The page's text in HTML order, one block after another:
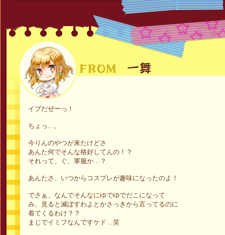
イブだぜーっ！
ちょっ…。
今りんのやつが来たけどさ
あんた何でそんな格好してんの！？
それって、ぐ、軍服か…？
あんたさ、いつからコスプレが趣味になったのよ！
でさぁ、なんでそんなにゆでゆでだこになって
み、見ると滅ぼすわよとかさっきから言ってるのに
着てくるわけ？？
まじでイミフなんですケド…笑